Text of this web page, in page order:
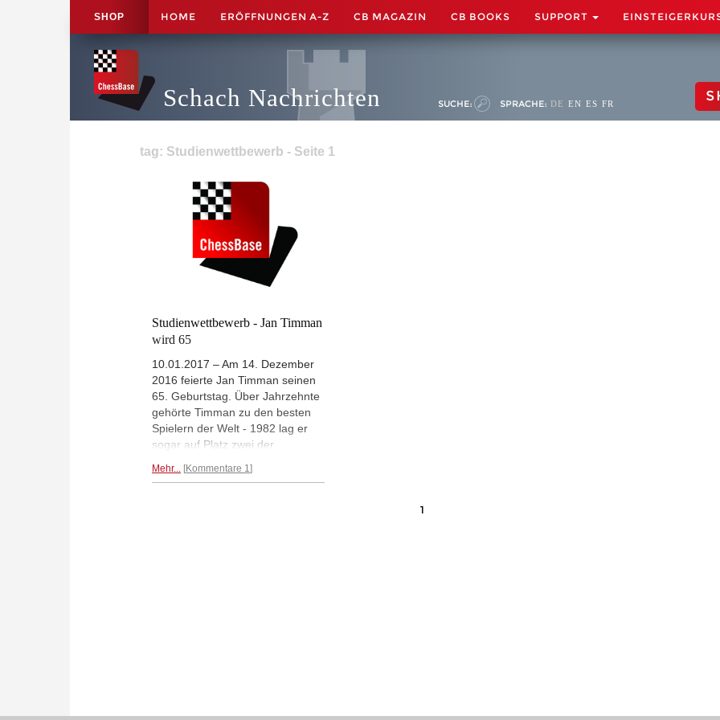
SHOP HOME ERÖFFNUNGEN A-Z CB MAGAZIN CB BOOKS SUPPORT
Schach Nachrichten SUCHE: SPRACHE: DE EN ES FR
tag: Studienwettbewerb - Seite 1
Studienwettbewerb - Jan Timman
wird 65
10.01.2017 – Am 14. Dezember
2016 feierte Jan Timman seinen
65. Geburtstag. Über Jahrzehnte
gehörte Timman zu den besten
Spielern der Welt - 1982 lag er
sogar auf Platz zwei der
Karpov, gegen den er einmal um
Mehr... Kommentare 1
1